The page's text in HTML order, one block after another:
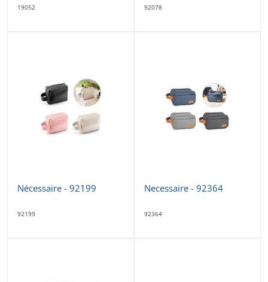
19052 92078
Nécessaire - 92199
92199
Necessaire - 92364
92364